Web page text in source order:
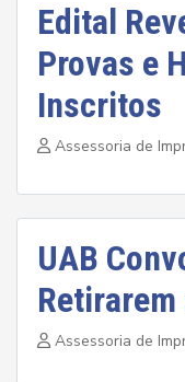
Edital
Provas e
Inscritos
Assessoria de
UAB
Assessoria de